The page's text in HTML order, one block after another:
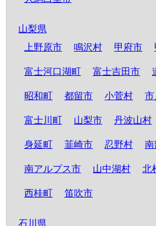
山梨県
上野原市
鳴沢村 甲府市
富士河口湖町 富士吉田市
昭和町 都留市 小菅村 市
富士川町 山梨市 丹波山村
身延町 韮崎市 忍野村 南
南アルプス市 山中湖村 北
西桂町 笛吹市
石川県